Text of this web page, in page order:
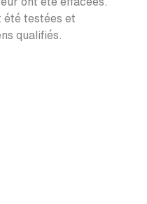
été testées et
qualifiés.